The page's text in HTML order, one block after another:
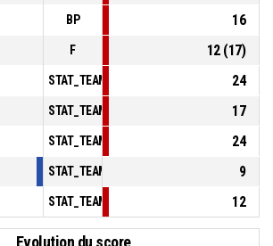
BP
16
F 12(17)
24
17
24
9
12
Evolution du score